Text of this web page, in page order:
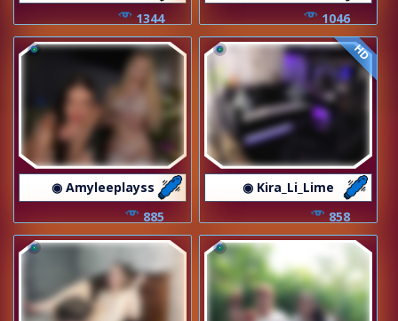
1344
1046
◉ Amyleeplayss
885
HD
◉ Kira_Li_Lime
858